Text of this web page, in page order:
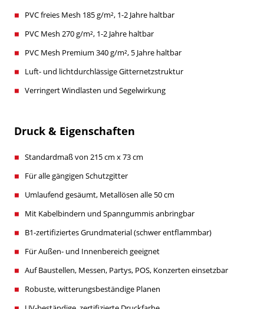
PVC freies Mesh 185 g/m², 1-2 Jahre haltbar
PVC Mesh 270 g/m², 1-2 Jahre haltbar
PVC Mesh Premium 340 g/m², 5 Jahre haltbar
Luft- und lichtdurchlässige Gitternetzstruktur
Verringert Windlasten und Segelwirkung
Druck & Eigenschaften
Standardmaß von 215 cm x 73 cm
Für alle gängigen Schutzgitter
Umlaufend gesäumt, Metallösen alle 50 cm
Mit Kabelbindern und Spanngummis anbringbar
B1-zertifiziertes Grundmaterial (schwer entflammbar)
Für Außen- und Innenbereich geeignet
Auf Baustellen, Messen, Partys, POS, Konzerten einsetzbar
Robuste, witterungsbeständige Planen